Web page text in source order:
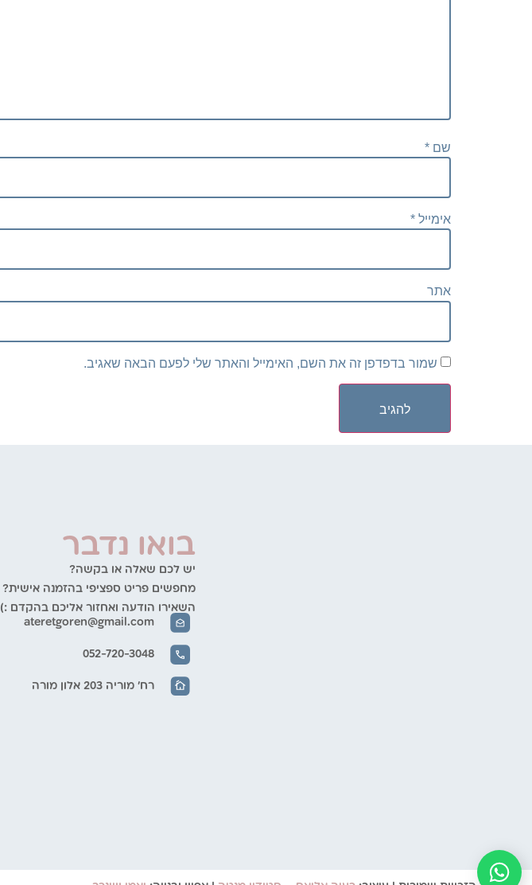
שם *
אימייל *
אתר
שמור בדפדפן זה את השם, האימייל והאתר שלי לפעם הבאה שאגיב.
בואו נדבר
יש לכם שאלה או בקשה?
מחפשים פריט ספציפי בהזמנה אישית?
השאירו הודעה ואחזור אליכם בהקדם :)
ateretgoren@gmail.com
052-720-3048
רח' מוריה 203 אלון מורה
דברו איתי